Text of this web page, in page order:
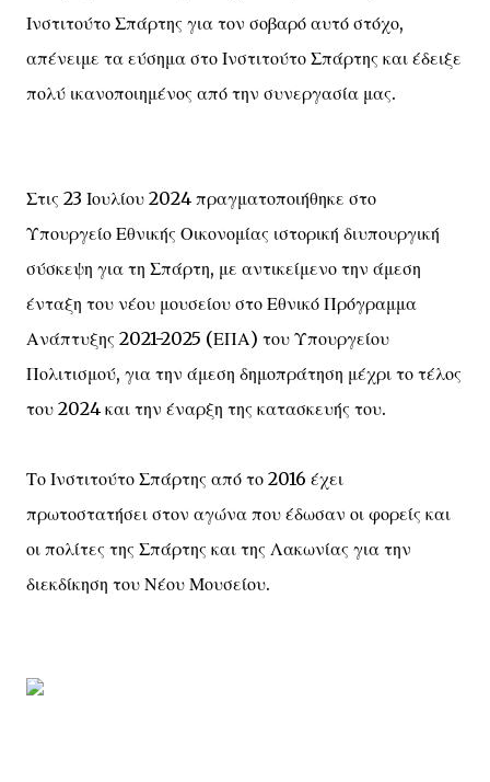
Ινστιτούτο Σπάρτης για τον σοβαρό αυτό στόχο,
απένειμε τα εύσημα στο Ινστιτούτο Σπάρτης και έδειξε
πολύ ικανοποιημένος από την συνεργασία μας.
Στις 23 Ιουλίου 2024 πραγματοποιήθηκε στο
Υπουργείο Εθνικής Οικονομίας ιστορική διυπουργική
σύσκεψη για τη Σπάρτη, με αντικείμενο την άμεση
ένταξη του νέου μουσείου στο Εθνικό Πρόγραμμα
Ανάπτυξης 2021-2025 (ΕΠΑ) του Υπουργείου
Πολιτισμού, για την άμεση δημοπράτηση μέχρι το τέλος
του 2024 και την έναρξη της κατασκευής του.
Το Ινστιτούτο Σπάρτης από το 2016 έχει
πρωτοστατήσει στον αγώνα που έδωσαν οι φορείς και
οι πολίτες της Σπάρτης και της Λακωνίας για την
διεκδίκηση του Νέου Μουσείου.